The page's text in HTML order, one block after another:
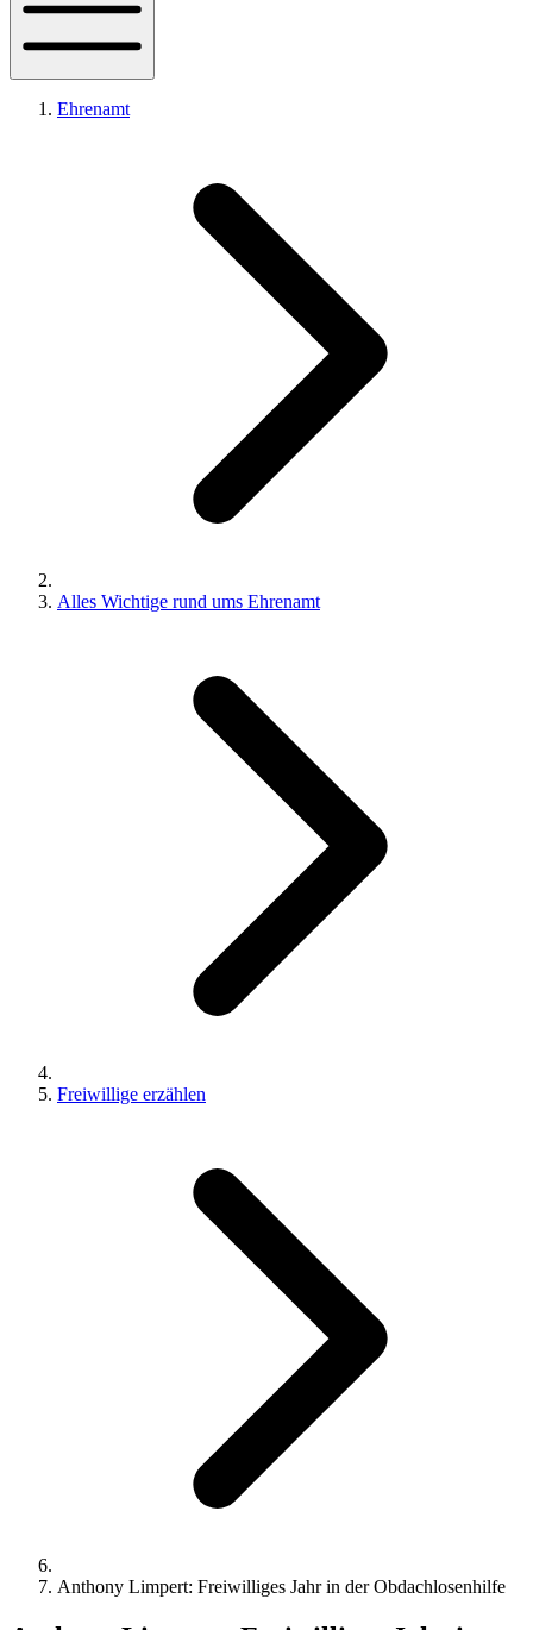
Ehrenamt
Alles Wichtige rund ums Ehrenamt
Freiwillige erzählen
Anthony Limpert: Freiwilliges Jahr in der Obdachlosenhilfe